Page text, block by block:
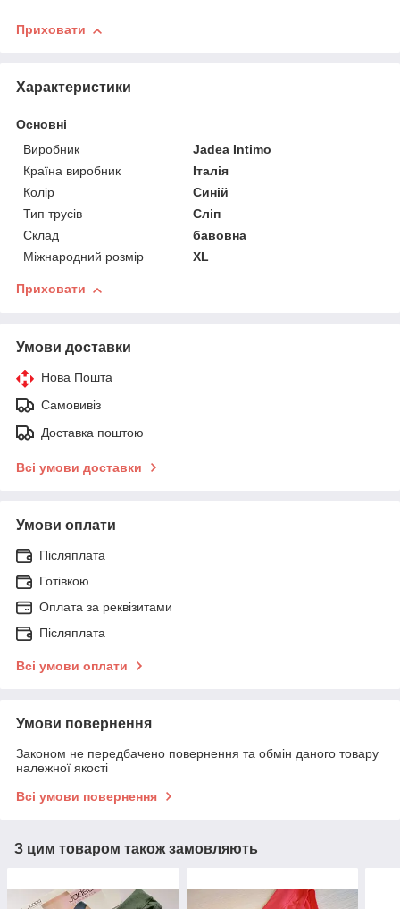
Приховати
Характеристики
Основні
Виробник
Jadea Intimo
Країна виробник
Італія
Колір
Синій
Тип трусів
Сліп
Склад
бавовна
Міжнародний розмір
XL
Приховати
Умови доставки
Нова Пошта
Самовивіз
Доставка поштою
Всі умови доставки
Умови оплати
Післяплата
Готівкою
Оплата за реквізитами
Післяплата
Всі умови оплати
Умови повернення
Законом не передбачено повернення та обмін даного товару
належної якості
Всі умови повернення
З цим товаром також замовляють